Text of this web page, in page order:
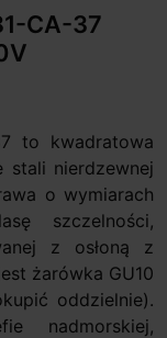
CA-37
to kwadratowa
stali nierdzewnej
o wymiarach
szczelności,
z osłoną z
żarówka GU10
oddzielnie).
nadmorskiej,